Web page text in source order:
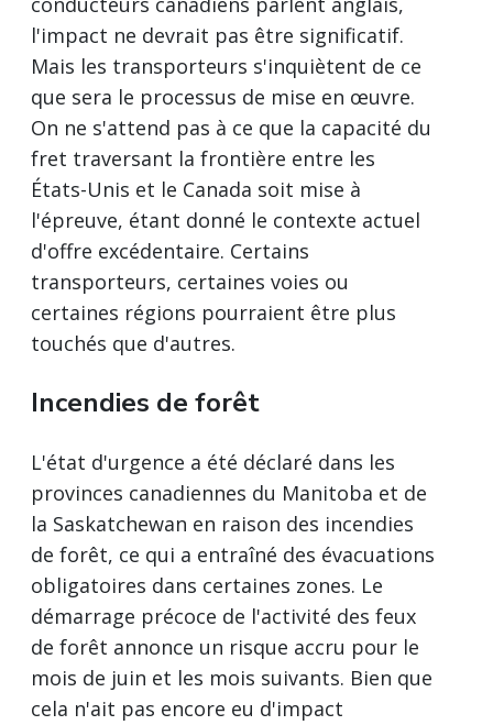
l'impact ne devrait pas être significatif.
Mais les transporteurs s'inquiètent de ce
que sera le processus de mise en œuvre.
On ne s'attend pas à ce que la capacité du
fret traversant la frontière entre les
États-Unis et le Canada soit mise à
l'épreuve, étant donné le contexte actuel
d'offre excédentaire. Certains
transporteurs, certaines voies ou
certaines régions pourraient être plus
touchés que d'autres.
Incendies de forêt
L'état d'urgence a été déclaré dans les
provinces canadiennes du Manitoba et de
la Saskatchewan en raison des incendies
de forêt, ce qui a entraîné des évacuations
obligatoires dans certaines zones. Le
démarrage précoce de l'activité des feux
de forêt annonce un risque accru pour le
mois de juin et les mois suivants. Bien que
cela n'ait pas encore eu d'impact